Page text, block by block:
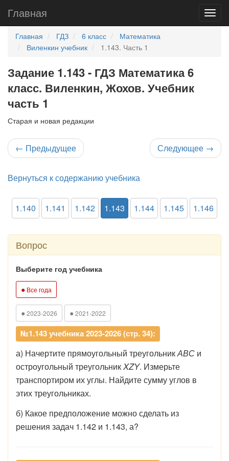
Главная
Главная ГДЗ 6 класс
Математика
Виленкин учебник
1.143. Часть 1
Задание 1.143 - ГДЗ Математика 6
класс. Виленкин, Жохов. Учебник
часть 1
Старая и новая редакции
← Предыдущее Следующее →
Вернуться к содержанию учебника
1.140 1.141 1.142 1.143 1.144 1.145 1.146
Вопрос
Выберите год учебника
● Все года
● 2023-2026 ● 2021-2022
№1.143 учебника 2023-2026 (стр. 34):
а) Начертите прямоугольный треугольникАВС и
остроугольный треугольникXZY. Измерьте
транспортиром их углы. Найдите сумму углов в
этих треугольниках.
б) Какое предположение можно сделать из
решения задач 1.142 и 1.143, а?